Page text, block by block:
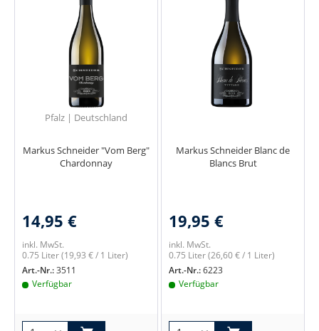
Pfalz | Deutschland
Markus Schneider "Vom Berg"
Chardonnay
14,95 €
inkl. MwSt.
0.75 Liter(19,93 € / 1 Liter)
Art.-Nr.:3511
Verfügbar
Markus Schneider Blanc de
Blancs Brut
19,95 €
inkl. MwSt.
0.75 Liter(26,60 € / 1 Liter)
Art.-Nr.:6223
Verfügbar